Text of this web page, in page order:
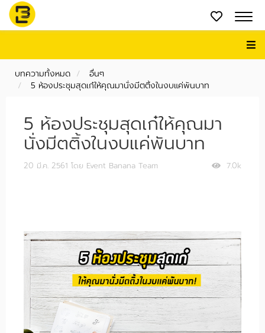
บทความทั้งหมด
อื่นๆ
5 ห้องประชุมสุดเก๋ให้คุณมานั่งมีตติ้งในงบแค่พันบาท
5 ห้องประชุมสุดเก๋ให้คุณมา
นั่งมีตติ้งในงบแค่พันบาท
7.0k
20 มี.ค. 2561 โดย Event Banana Team